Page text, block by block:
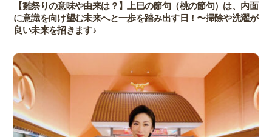
【雛祭りの意味や由来は？】上巳の節句（桃の節句）は、内面
に意識を向け望む未来へと一歩を踏み出す日！〜掃除や洗濯が
良い未来を招きます♪